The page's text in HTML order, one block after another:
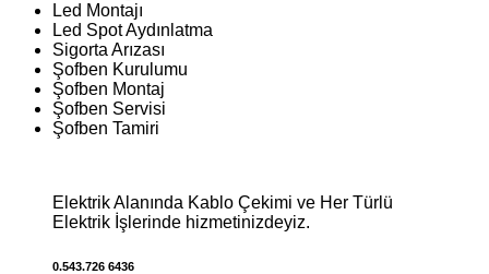
Led Montajı
Led Spot Aydınlatma
Sigorta Arızası
Şofben Kurulumu
Şofben Montaj
Şofben Servisi
Şofben Tamiri
Elektrik Alanında Kablo Çekimi ve Her Türlü
Elektrik İşlerinde hizmetinizdeyiz.
0.543.726 6436